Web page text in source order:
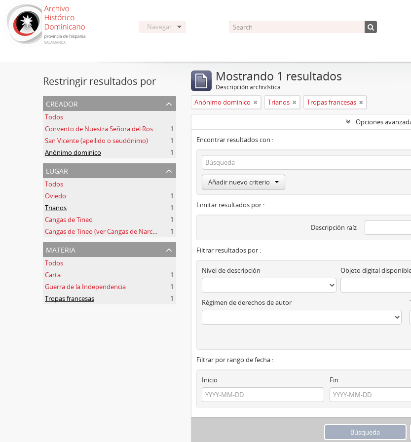
Navegar
Restringir resultados por
creador
Todos
Convento de Nuestra Señora del Rosario de Oviedo
1
San Vicente (apellido o seudónimo)
1
Anónimo dominico
1
lugar
Todos
Oviedo
1
Trianos
1
Cangas de Tineo
1
Cangas de Tineo (ver Cangas de Narcea)
1
materia
Todos
Carta
1
Guerra de la Independencia
1
Tropas francesas
1
Mostrando 1 resultados
Descripción archivística
Anónimo dominico Trianos Tropas francesas
Opciones
Encontrar resultados con :
Añadir nuevo criterio
Limitar resultados por :
Descripción raíz
Filtrar resultados por :
Nivel de descripción Objeto digital
Régimen de derechos de autor
Filtrar por rango de fecha :
Inicio
Fin